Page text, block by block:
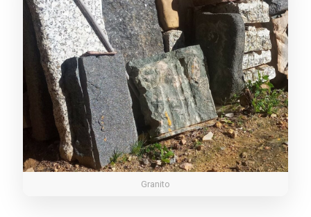
Granito